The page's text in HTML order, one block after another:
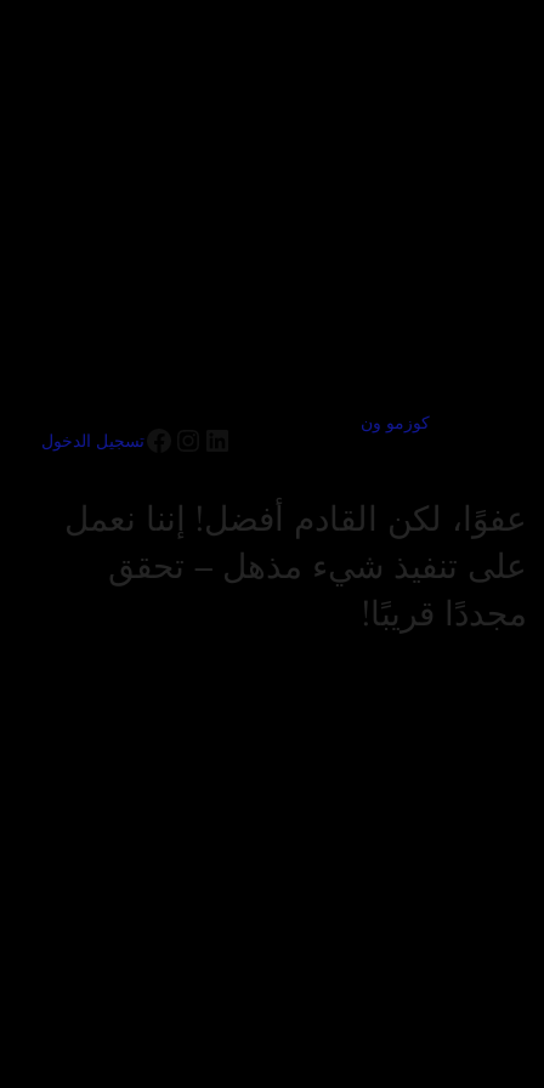
كوزمو ون
تسجيل الدخول
عفوًا، لكن القادم أفضل! إننا نعمل
على تنفيذ شيء مذهل – تحقق
مجددًا قريبًا!